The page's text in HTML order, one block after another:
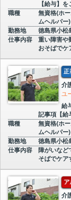
【給与】を
職種
無資格(ホ
ムヘルパー)
勤務地
徳島県小松
仕事内容
重い障害や
おそばでケ
正
介
ユ
給
記事項【給
職種
無資格(ホ
ムヘルパー)
勤務地
徳島県小松
仕事内容
障がいなど
そばでケア
ア
介